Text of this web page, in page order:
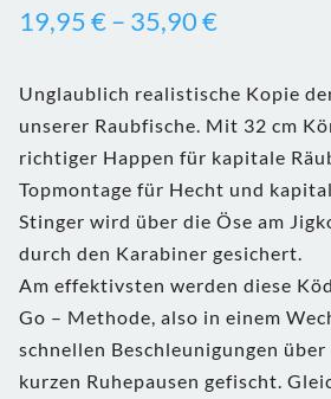
19,95€– 35,90€
Unglaublich realistische Kopie
unserer Raubfische. Mit 32 cm
richtiger Happen für kapitale
Topmontage für Hecht und
Stinger wird über die Öse am
durch den Karabiner gesichert.
Am effektivsten werden diese
Go – Methode, also in einem
schnellen Beschleunigungen
kurzen Ruhepausen gefischt.